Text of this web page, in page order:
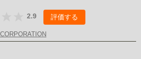
2.9 評価する